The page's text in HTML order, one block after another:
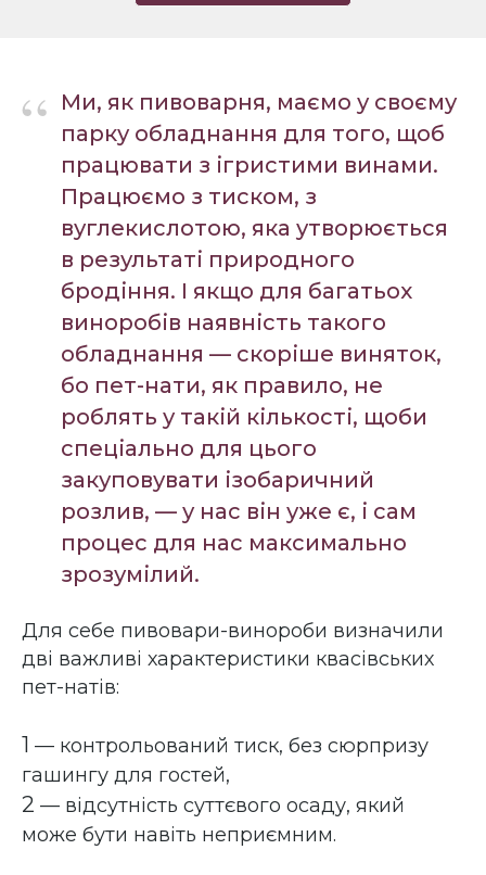
“
Ми, як пивоварня, маємо у своєму
парку обладнання для того, щоб
працювати з ігристими винами.
Працюємо з тиском, з
вуглекислотою, яка утворюється
в результаті природного
бродіння. І якщо для багатьох
виноробів наявність такого
обладнання — скоріше виняток,
бо пет-нати, як правило, не
роблять у такій кількості, щоби
спеціально для цього
закуповувати ізобаричний
розлив, — у нас він уже є, і сам
процес для нас максимально
зрозумілий.
Для себе пивовари-винороби визначили
дві важливі характеристики квасівських
пет-натів:
1 — контрольований тиск, без сюрпризу
гашингу для гостей,
2 — відсутність суттєвого осаду, який
може бути навіть неприємним.